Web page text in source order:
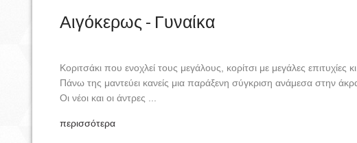
Αιγόκερως - Γυναίκα
Κοριτσάκι που ενοχλεί τους μεγάλους, κορίτσι με μεγάλες επιτυχίες
Πάνω της μαντεύει κανείς μια παράξενη σύγκριση ανάμεσα στην
Οι νέοι και οι άντρες ...
περισσότερα